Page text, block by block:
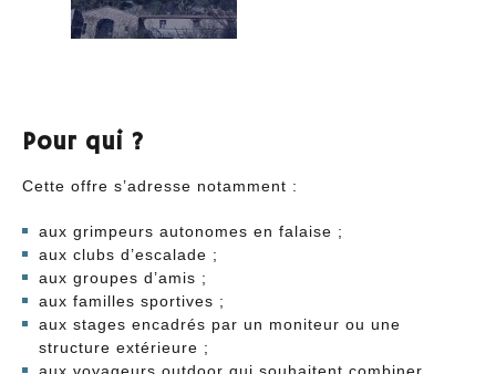
Pour qui ?
Cette offre s’adresse notamment :
aux grimpeurs autonomes en falaise ;
aux clubs d’escalade ;
aux groupes d’amis ;
aux familles sportives ;
aux stages encadrés par un moniteur ou une
structure extérieure ;